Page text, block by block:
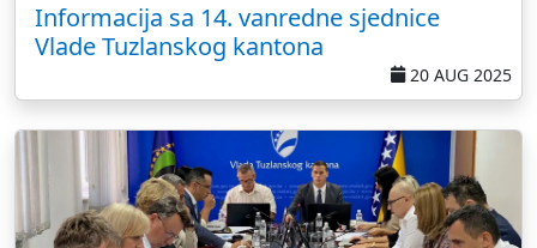
Informacija sa 14. vanredne sjednice
Vlade Tuzlanskog kantona
20 AUG 2025